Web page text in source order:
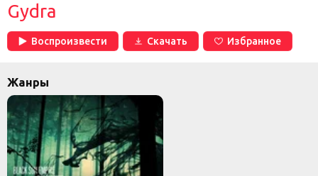
Gydra
Воспроизвести Скачать Избранное
Жанры